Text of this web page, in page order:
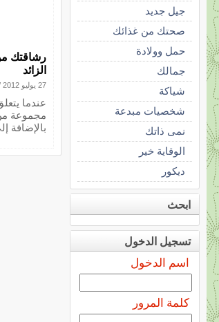
الزائد
27 يوليو 2012
عندما
مجموعة
بالإضافة
جيل جديد
صحتك من غذائك
حمل وولادة
جمالك
شياكة
شخصيات مبدعة
نمى ذاتك
الوقاية خير
ديكور
ابحث
تسجيل الدخول
اسم الدخول
كلمة المرور